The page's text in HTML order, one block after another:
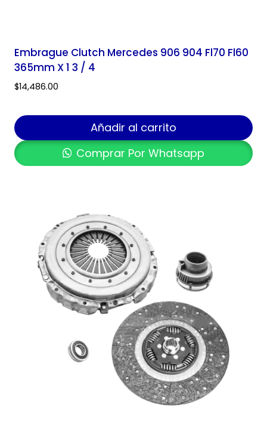
Embrague Clutch Mercedes 906 904 Fl70 Fl60
365mm X 1 3 / 4
$14,486.00
Añadir al carrito
Comprar Por Whatsapp